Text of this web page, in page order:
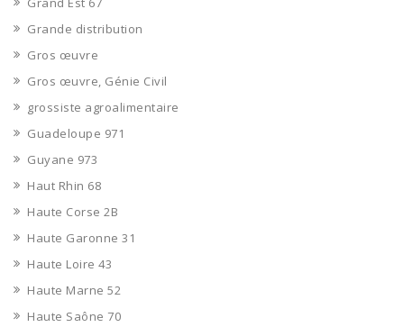
Grande distribution
Gros œuvre
Gros œuvre, Génie Civil
grossiste agroalimentaire
Guadeloupe 971
Guyane 973
Haut Rhin 68
Haute Corse 2B
Haute Garonne 31
Haute Loire 43
Haute Marne 52
Haute Saône 70